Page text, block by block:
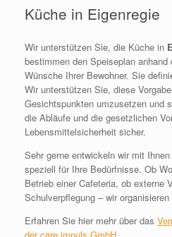
Küche in Eigenregie
Wir unterstützen Sie, die Küche in
bestimmen den Speiseplan
Wünsche Ihrer Bewohner. Sie
Wir unterstützen Sie, diese
Gesichtspunkten umzusetzen und
die Abläufe und die gesetzlichen
Lebensmittelsicherheit sicher.
Sehr gerne entwickeln wir mit Ihnen
speziell für Ihre Bedürfnisse. Ob
Betrieb einer Cafeteria, ob externe
Schulverpflegung – wir
Erfahren Sie hier mehr über das
der care impuls GmbH.